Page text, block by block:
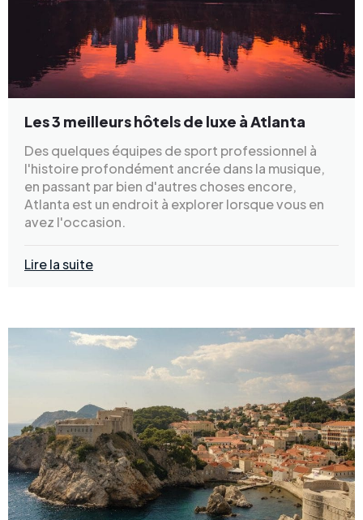
Les 3 meilleurs hôtels de luxe à Atlanta
Des quelques équipes de sport professionnel à
l'histoire profondément ancrée dans la musique,
en passant par bien d'autres choses encore,
Atlanta est un endroit à explorer lorsque vous en
avez l'occasion.
Lire la suite